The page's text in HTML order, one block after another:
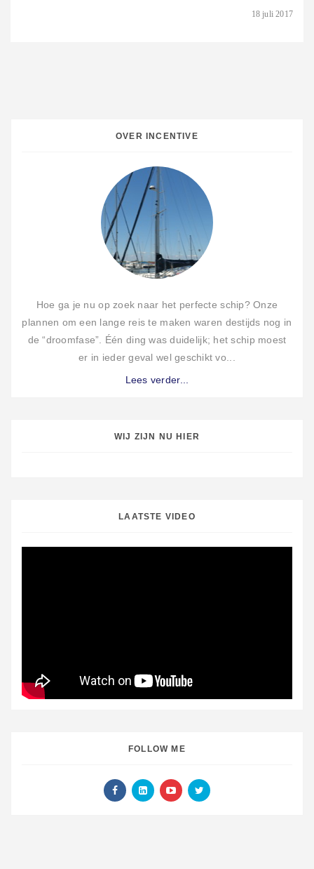
18 juli 2017
OVER INCENTIVE
Hoe ga je nu op zoek naar het perfecte schip? Onze
plannen om een lange reis te maken waren destijds nog in
de “droomfase”. Één ding was duidelijk; het schip moest
er in ieder geval wel geschikt vo...
Lees verder...
WIJ ZIJN NU HIER
LAATSTE VIDEO
FOLLOW ME